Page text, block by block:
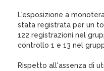
L'esposizione a
stata registrata per un
122 registrazioni nel
controllo 1 e 13 nel
Rispetto all'assenza di